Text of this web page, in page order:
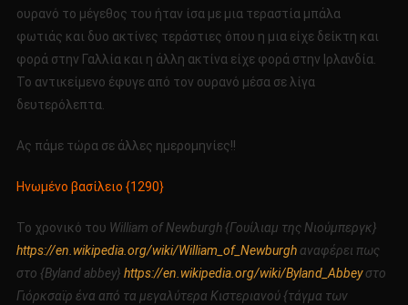
ουρανό το μέγεθος του ήταν ίσα με μια τεραστία μπάλα
φωτιάς και δυο ακτίνες τεράστιες όπου η μια είχε δείκτη και
φορά στην Γαλλία και η άλλη ακτίνα είχε φορά στην Ιρλανδία.
Το αντικείμενο έφυγε από τον ουρανό μέσα σε λίγα
δευτερόλεπτα.
Ας πάμε τώρα σε άλλες ημερομηνίες!!
Ηνωμένο βασίλειο {1290}
Το χρονικό του William of Newburgh {Γουίλιαμ της Νιούμπεργκ}
https://en.wikipedia.org/wiki/William_of_Newburghαναφέρει πως
στο {Byland abbey} https://en.wikipedia.org/wiki/Byland_Abbeyστο
Γιόρκσαϊρ ένα από τα μεγαλύτερα Κιστεριανού {τάγμα των